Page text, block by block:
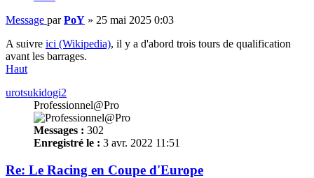
Message parPoY » 25 mai 2025 0:03
A suivre ici (Wikipedia), il y a d'abord trois tours de qualification
avant les barrages.
Haut
urotsukidogi2
Professionnel@Pro
Messages : 302
Enregistré le : 3 avr. 2022 11:51
Re: Le Racing en Coupe d'Europe